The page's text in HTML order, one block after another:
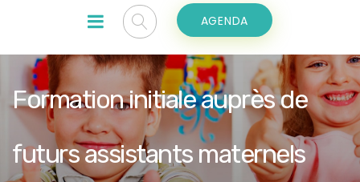
AGENDA
Formation initiale auprès de
futurs assistants maternels